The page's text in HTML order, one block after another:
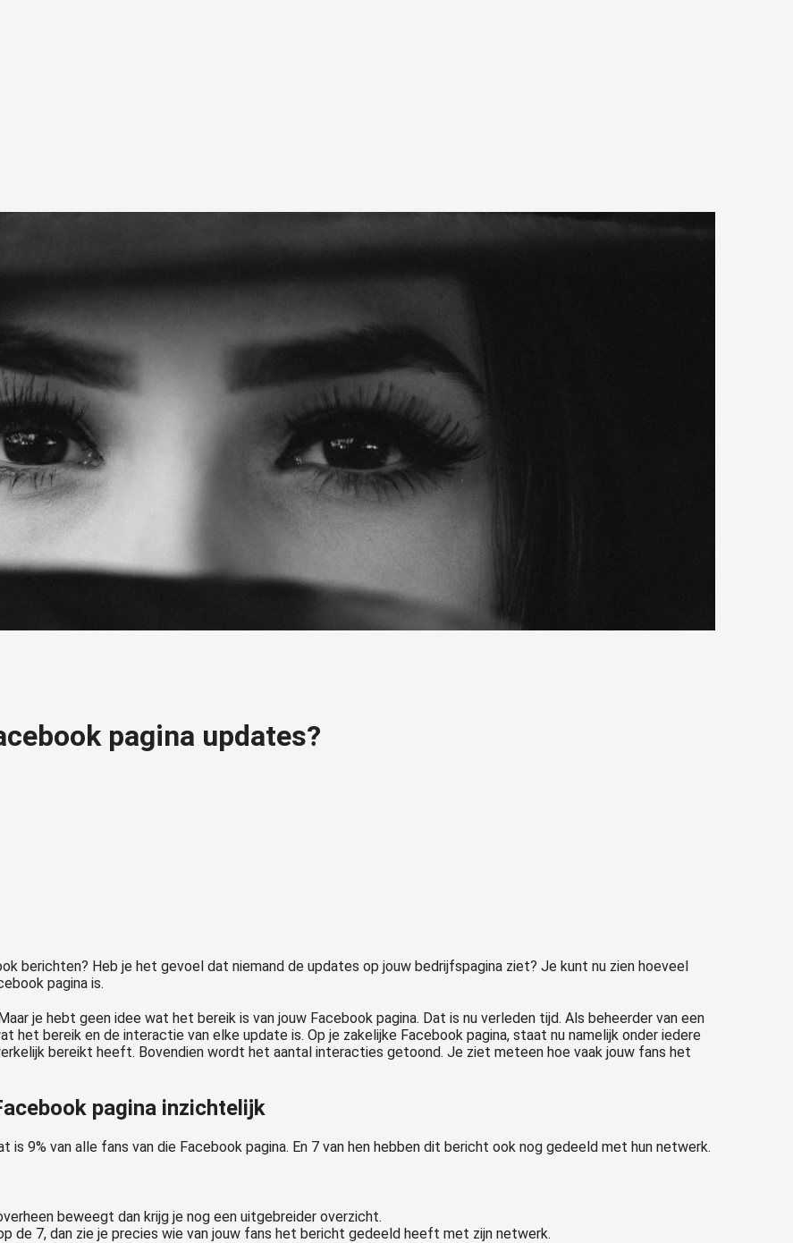
pagina updates?
berichten? Heb je het gevoel dat niemand de updates op jouw bedrijfspagina ziet? Je kunt nu zien hoeveel
pagina is.
je hebt geen idee wat het bereik is van jouw Facebook pagina. Dat is nu verleden tijd. Als beheerder van een
het bereik en de interactie van elke update is. Op je zakelijke Facebook pagina, staat nu namelijk onder iedere
bereikt heeft. Bovendien wordt het aantal interacties getoond. Je ziet meteen hoe vaak jouw fans het
pagina inzichtelijk
9% van alle fans van die Facebook pagina. En 7 van hen hebben dit bericht ook nog gedeeld met hun netwerk.
beweegt dan krijg je nog een uitgebreider overzicht.
de 7, dan zie je precies wie van jouw fans het bericht gedeeld heeft met zijn netwerk.